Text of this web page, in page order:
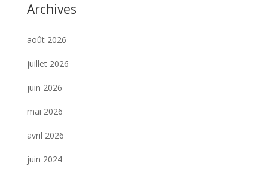
Archives
août 2026
juillet 2026
juin 2026
mai 2026
avril 2026
juin 2024